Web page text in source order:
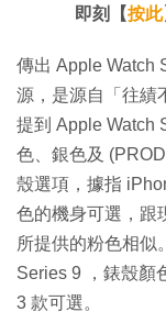
:
1
9
%
即刻【按此
傳出 Apple Watch
源，是源自「往績
提到 Apple Watch
色、銀色及
殼選項，據指
色的機身可選，跟
所提供的粉色相似
Series 9 ，錶殼顏
3 款可選。